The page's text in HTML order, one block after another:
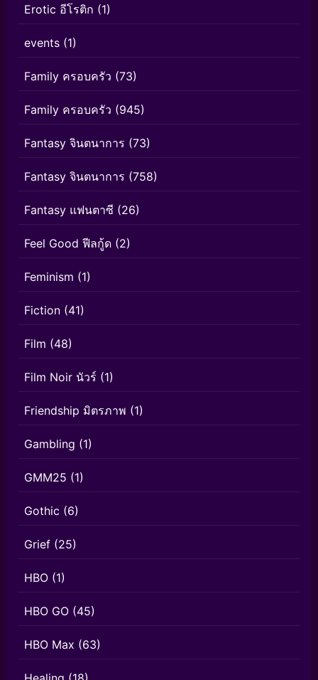
Erotic อีโรติก (1)
events (1)
Family ครอบครัว (73)
Family ครอบครัว (945)
Fantasy จินตนาการ (73)
Fantasy จินตนาการ (758)
Fantasy แฟนตาซี (26)
Feel Good ฟีลกู้ด (2)
Feminism (1)
Fiction (41)
Film (48)
Film Noir นัวร์ (1)
Friendship มิตรภาพ (1)
Gambling (1)
GMM25 (1)
Gothic (6)
Grief (25)
HBO (1)
HBO GO (45)
HBO Max (63)